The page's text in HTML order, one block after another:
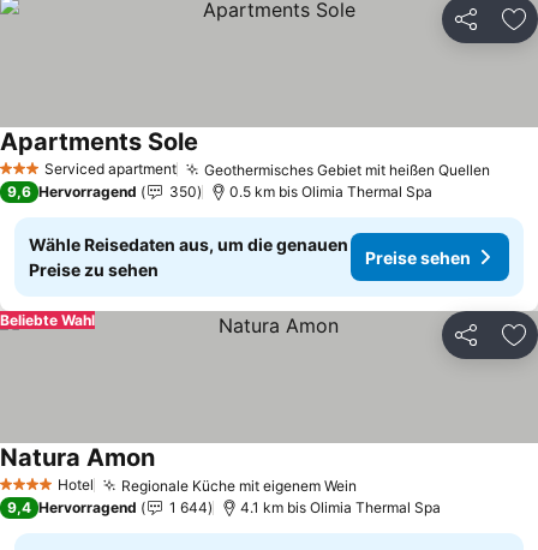
Teilen
3 SterneServiced apartment Geothermisches Gebiet mit heißen Quellen
Apartments Sole
9,6 Hervorragend 350 0.5 km bis Olimia Thermal Spa
Wähle Reisedaten aus, um die genauen
Preise zu sehen
Preise sehen
Teilen
Beliebte Wahl
4 Sterne Hotel Regionale Küche mit eigenem Wein
Natura AmonPreise sehen
9,4 Hervorragend 1 644 4.1 km bis Olimia Thermal Spa